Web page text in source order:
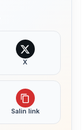
X
Salin link